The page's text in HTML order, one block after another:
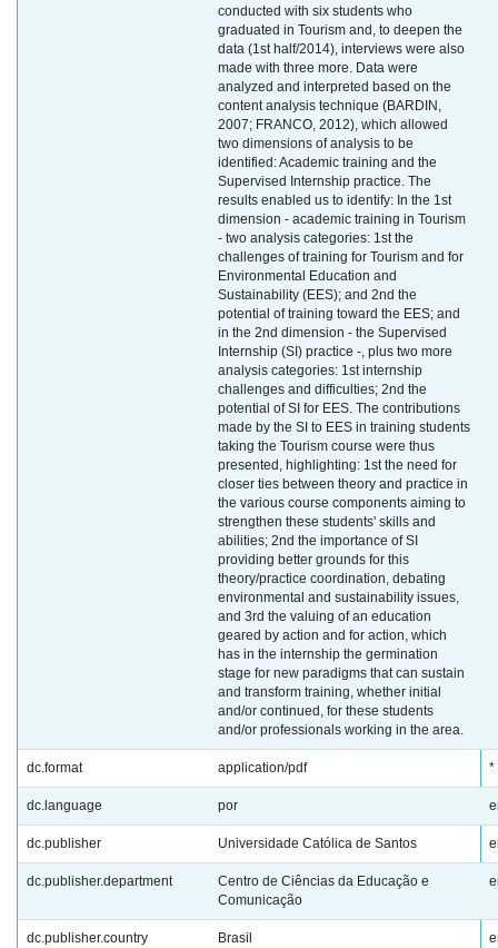
conducted with six students who
graduated in Tourism and, to deepen the
data (1st half/2014), interviews were also
made with three more. Data were
analyzed and interpreted based on the
content analysis technique (BARDIN,
2007; FRANCO, 2012), which allowed
two dimensions of analysis to be
identified: Academic training and the
Supervised Internship practice. The
results enabled us to identify: In the 1st
dimension - academic training in Tourism
- two analysis categories: 1st the
challenges of training for Tourism and for
Environmental Education and
Sustainability (EES); and 2nd the
potential of training toward the EES; and
in the 2nd dimension - the Supervised
Internship (SI) practice -, plus two more
analysis categories: 1st internship
challenges and difficulties; 2nd the
potential of SI for EES. The contributions
made by the SI to EES in training students
taking the Tourism course were thus
presented, highlighting: 1st the need for
closer ties between theory and practice in
the various course components aiming to
strengthen these students' skills and
abilities; 2nd the importance of SI
providing better grounds for this
theory/practice coordination, debating
environmental and sustainability issues,
and 3rd the valuing of an education
geared by action and for action, which
has in the internship the germination
stage for new paradigms that can sustain
and transform training, whether initial
and/or continued, for these students
and/or professionals working in the area.
dc.format application/pdf *
dc.language por
dc.publisher Universidade Católica de Santos
dc.publisher.department
Centro de Ciências da Educação e
Comunicação
dc.publisher.country Brasil